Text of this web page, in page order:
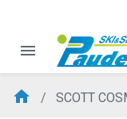
menu
home SCOTT